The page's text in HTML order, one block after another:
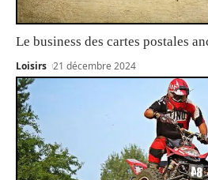
Le business des cartes postales
Loisirs 21 décembre 2024